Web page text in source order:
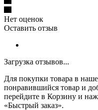
Нет оценок
Оставить отзыв
Загрузка отзывов...
Для покупки товара в
понравившийся товар и
перейдите в Корзину и
«Быстрый заказ».